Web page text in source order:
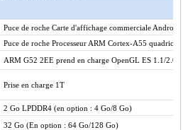
Puce de roche Carte d'affichage commerciale Android
Puce de roche Processeur ARM Cortex-A55
ARM G52 2EE prend en charge OpenGL ES 1.1/2.0/
Prise en charge 1T
2 Go LPDDR4 (en option : 4 Go/8 Go)
32 Go (En option : 64 Go/128 Go)